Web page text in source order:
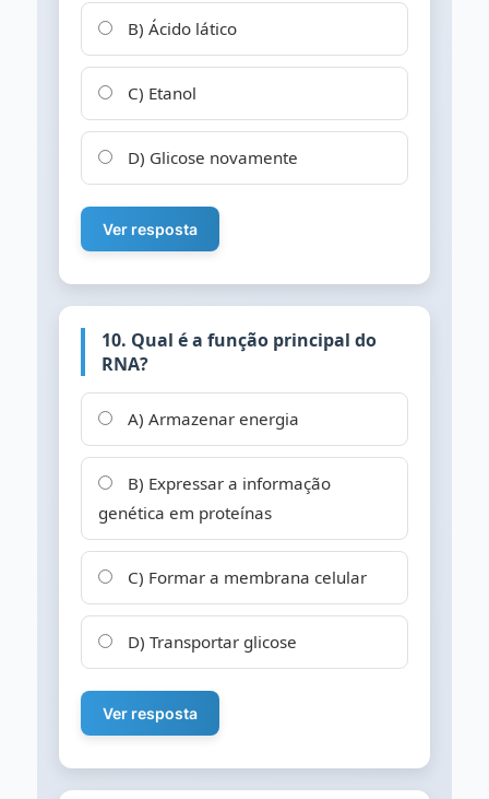
B) Ácido lático
C) Etanol
D) Glicose novamente
Ver resposta
10. Qual é a função principal do
RNA?
A) Armazenar energia
B) Expressar a informação
genética em proteínas
C) Formar a membrana celular
D) Transportar glicose
Ver resposta